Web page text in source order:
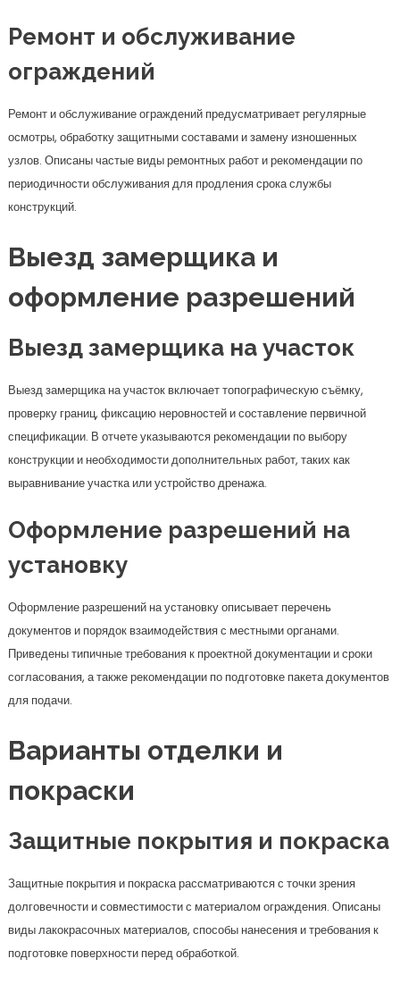
Ремонт и обслуживание
ограждений
Ремонт и обслуживание ограждений предусматривает регулярные
осмотры, обработку защитными составами и замену изношенных
узлов. Описаны частые виды ремонтных работ и рекомендации по
периодичности обслуживания для продления срока службы
конструкций.
Выезд замерщика и
оформление разрешений
Выезд замерщика на участок
Выезд замерщика на участок включает топографическую съёмку,
проверку границ, фиксацию неровностей и составление первичной
спецификации. В отчете указываются рекомендации по выбору
конструкции и необходимости дополнительных работ, таких как
выравнивание участка или устройство дренажа.
Оформление разрешений на
установку
Оформление разрешений на установку описывает перечень
документов и порядок взаимодействия с местными органами.
Приведены типичные требования к проектной документации и сроки
согласования, а также рекомендации по подготовке пакета документов
для подачи.
Варианты отделки и
покраски
Защитные покрытия и покраска
Защитные покрытия и покраска рассматриваются с точки зрения
долговечности и совместимости с материалом ограждения. Описаны
виды лакокрасочных материалов, способы нанесения и требования к
подготовке поверхности перед обработкой.